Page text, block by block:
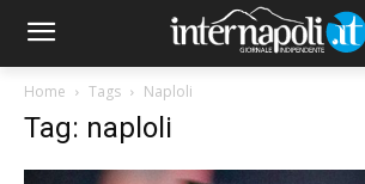
Home Tags Naploli
Tag: naploli